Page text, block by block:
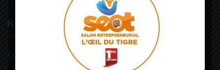
NOS VISITEURS
Online Visitors: